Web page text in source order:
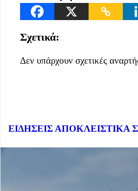
Σχετικά:
Δεν υπάρχουν σχετικές
ΕΙΔΗΣΕΙΣ ΑΠΟΚΛΕΙΣΤΙΚΑ